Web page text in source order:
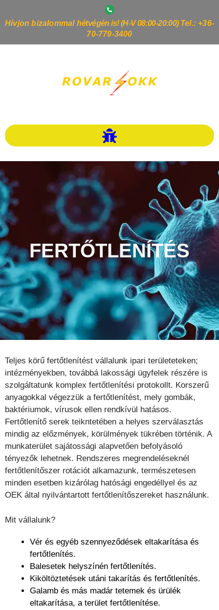
Hívjon bizalommal hétvégén is! (H-V 08:00-20:00) Tel.: +36-
70-779-3400
FERTŐTLENÍTÉS
Teljes körű fertőtlenítést vállalunk ipari területeteken;
intézményekben, továbbá lakossági ügyfelek részére is
szolgáltatunk komplex fertőtlenítési protokollt. Korszerű
anyagokkal végezzük a fertőtlenítést, mely gombák,
baktériumok, vírusok ellen rendkívül hatásos.
Fertőtlenítő serek teikntetében a helyes szerválasztás
mindig az előzmények, körülmények tükrében történik. A
munkaterület sajátossági alapvetően befolyásoló
tényezők lehetnek. Rendszeres megrendeléseknél
fertőtlenítőszer rotációt alkamazunk, természetesen
minden esetben kizárólag hatósági engedéllyel és az
OEK által nyilvántartott fertőtlenítőszereket használunk.
Mit vállalunk?
Vér és egyéb szennyeződések eltakarítása és
fertőtlenítés.
Balesetek helyszínén fertőtlenítés.
Kiköltöztetések utáni takarítás és fertőtlenítés.
Galamb és más madár tetemek és ürülék
eltakarítása, a terület fertőtlenítése.